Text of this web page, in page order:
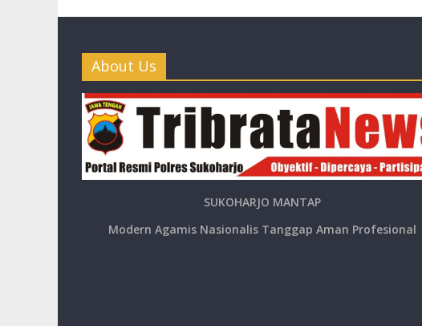
About Us
SUKOHARJO MANTAP
Modern Agamis Nasionalis Tanggap Aman Profesional